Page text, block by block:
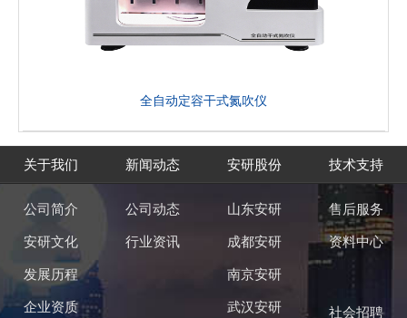
全自动定容干式氮吹仪
关于我们
公司简介
安研文化
发展历程
企业资质
新闻动态
公司动态
行业资讯
安研股份
山东安研
成都安研
南京安研
武汉安研
技术支持
售后服务
资料中心
社会招聘